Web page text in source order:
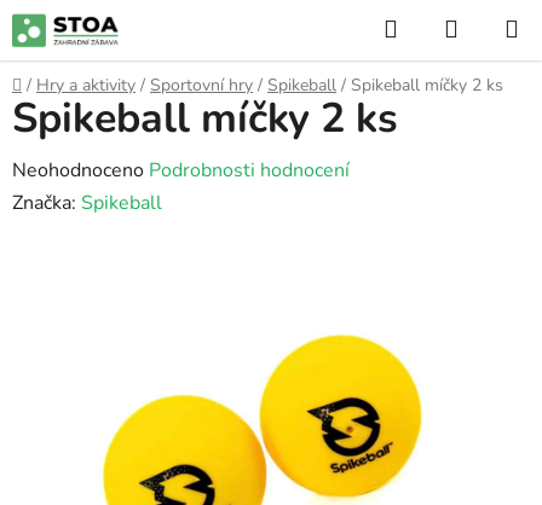
Přejít
na
obsah
Hledat
KOŠÍK
Domů
/ Hry a aktivity / Sportovní hry / Spikeball / Spikeball míčky 2 ks
Spikeball míčky 2 ks
Průměrné
hodnocení
Neohodnoceno Podrobnosti hodnocení
Značka: Spikeball